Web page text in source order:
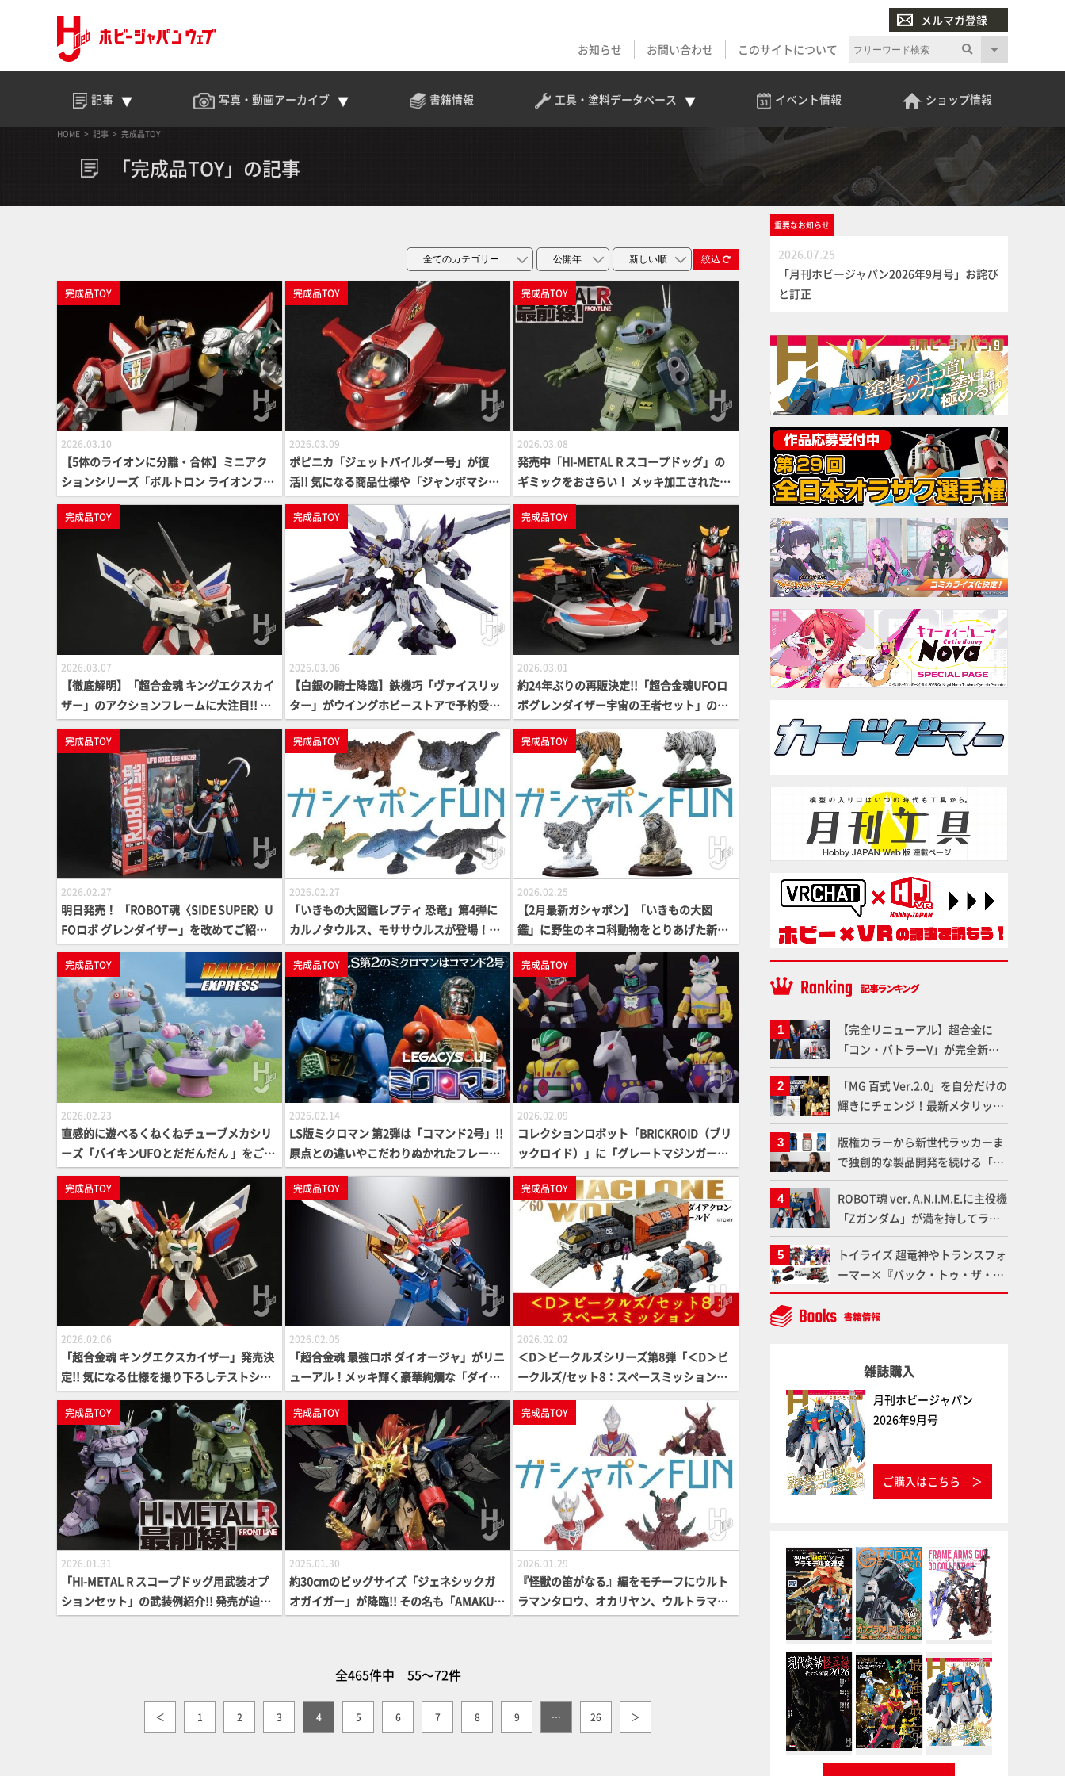
メルマガ登録
お知らせ
お問い合わせ このサイトについて
記事 写真・動画アーカイブ 書籍情報 工具・塗料データベース イベント情報 ショップ情報
HOME 記事 完成品TOY
「完成品TOY」の記事
絞込
完成品TOY
2026.03.10
【5体のライオンに分離・合体】ミニアク
ションシリーズ「ボルトロン ライオンフォ
ース」が見参！ブレイジングソードとスピ
ニングレーザーブレードが付属、各獅子形
態も抜かりなし【Lion Force Voltron】
完成品TOY
2026.03.09
ポピニカ「ジェットパイルダー号」が復
活!! 気になる商品仕様や「ジャンボマシン
ダーマジンガーＺ」へのパイルダーオン姿
をお届け！【復活シリーズ】
完成品TOY
2026.03.08
発売中「HI-METAL R スコープドッグ」の
ギミックをおさらい！ メッキ加工されたダ
イキャスト部分やその可動域に注目！【装
甲騎兵ボトムズ】
完成品TOY
2026.03.07
【徹底解明】「超合金魂 キングエクスカイ
ザー」のアクションフレームに大注目!! よ
り劇中に近いプロポーションと細部をじっ
くりとご紹介!!【勇者エクスカイザー】
完成品TOY
2026.03.06
【白銀の騎士降臨】鉄機巧「ヴァイスリッ
ター」がウイングホビーストアで予約受付
中！デザインアレンジが加えられたダイキ
ャスト仕様のアクションフィギュアを見
よ！【スパロボOG】
完成品TOY
2026.03.01
約24年ぶりの再販決定!!「超合金魂UFOロ
ボグレンダイザー宇宙の王者セット」の付
属品や仕様を改めてご紹介！【超合金の
魂】
完成品TOY
2026.02.27
明日発売！ 「ROBOT魂〈SIDE SUPER〉U
FOロボ グレンダイザー」を改めてご紹
介！ すぐれた造形とプロポーションを確認
しよう
完成品TOY
2026.02.27
「いきもの大図鑑レプティ 恐竜」第4弾に
カルノタウルス、モササウルスが登場！さ
らに人気恐竜のスピノサウルスが新色にチ
ェンジして再ラインナップ！【ガシャポン
®最新情報】
完成品TOY
2026.02.25
【2月最新ガシャポン】「いきもの大図
鑑」に野生のネコ科動物をとりあげた新作
が登場！毛並みや筋肉の動きまで読み取れ
る造形は必見！【ガシャポン®最新情報】
完成品TOY
2026.02.23
直感的に遊べるくねくねチューブメカシリ
ーズ「バイキンUFOとだだんだん 」をご紹
介！ さらに「チキチキ大変身」シリーズに
も注目！【DANGAN EXPRESS】
完成品TOY
2026.02.14
LS版ミクロマン 第2弾は「コマンド2号」!!
原点との違いやこだわりぬかれたフレーバ
ーテキストに注目！【LEGACYSOUL ミク
ロマン】
完成品TOY
2026.02.09
コレクションロボット「BRICKROID（ブリ
ックロイド）」に「グレートマジンガー」
や『鋼鉄ジーグ』が登場！予約受付中のラ
インナップをご紹介！
完成品TOY
2026.02.06
「超合金魂 キングエクスカイザー」発売決
定!! 気になる仕様を撮り下ろしテストショ
ットでお届け！【超合金の魂】
完成品TOY
2026.02.05
「超合金魂 最強ロボ ダイオージャ」がリニ
ューアル！メッキ輝く豪華絢爛な「ダイオ
ージャ」をご紹介!!【超合金の魂】
完成品TOY
2026.02.02
＜D＞ビークルズシリーズ第8弾「＜D＞ビ
ークルズ/セット8：スペースミッション」
登場！ 宇宙空間での作戦支援を中心に活躍
するビークルが大集合!!【ダイアクロンワ
完成品TOY
2026.01.31
「HI-METAL R スコープドッグ用武装オプ
ションセット」の武装例紹介!! 発売が迫る
「スコープドッグ」と受注中の「メルキア
完成品TOY
2026.01.30
約30cmのビッグサイズ「ジェネシックガ
オガイガー」が降臨!! その名も「AMAKUNI
超機神 ジェネシックガオガイガー」！ 大迫
完成品TOY
2026.01.29
『怪獣の笛がなる』編をモチーフにウルト
ラマンタロウ、オカリヤン、ウルトラマン
ティガ（マルチタイプ）、宿邪鬼が「HGウ
全465件中 55～72件
＜ 1 2 3 4 5 6 7 8 9 … 26 ＞
重要なお知らせ
2026.07.25
「月刊ホビージャパン2026年9月号」お詫び
と訂正
【完全リニューアル】超合金に
「コン・バトラーV」が完全新規
造形で登場！気になる仕様を試作
品の撮り下ろしでご紹介!!さらに
「大鉄人17」＆「ワンエイト」セ
ット情報もお届け！【超合金の
魂】
「MG 百式 Ver.2.0」を自分だけの
輝きにチェンジ！最新メタリック
塗料を使ってより金属感を増した
仕上がりに!!【試し読み】
版権カラーから新世代ラッカーま
で独創的な製品開発を続ける「ガ
イアノーツ」に塗料開発の裏側と
ラッカー塗料の未来についてイン
タビュー！
ROBOT魂 ver. A.N.I.M.E.に主役機
「Zガンダム」が満を持してライ
ンナップ！ウェイブライダーへの
変形、劇中どおりのプロポーショ
ンを再現【機動戦士Zガンダム】
トイライズ 超竜神やトランスフォ
ーマー×『バック・トゥ・ザ・フ
ューチャー』コラボアイテムな
ど、タカラトミーの注目アイテム
雑誌購入
月刊ホビージャパン
2026年9月号
ご購入はこちら